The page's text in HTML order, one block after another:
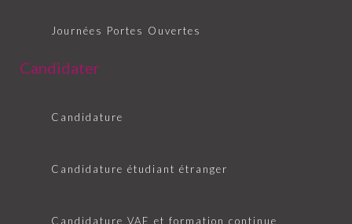
Journées Portes Ouvertes
Candidater
Candidature
Candidature étudiant étranger
Candidature VAE et formation continue